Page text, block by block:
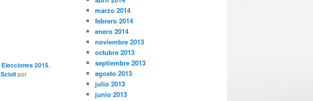
Elecciones 2015,
Sciolipor
marzo 2014
febrero 2014
enero 2014
noviembre 2013
octubre 2013
septiembre 2013
agosto 2013
julio 2013
junio 2013